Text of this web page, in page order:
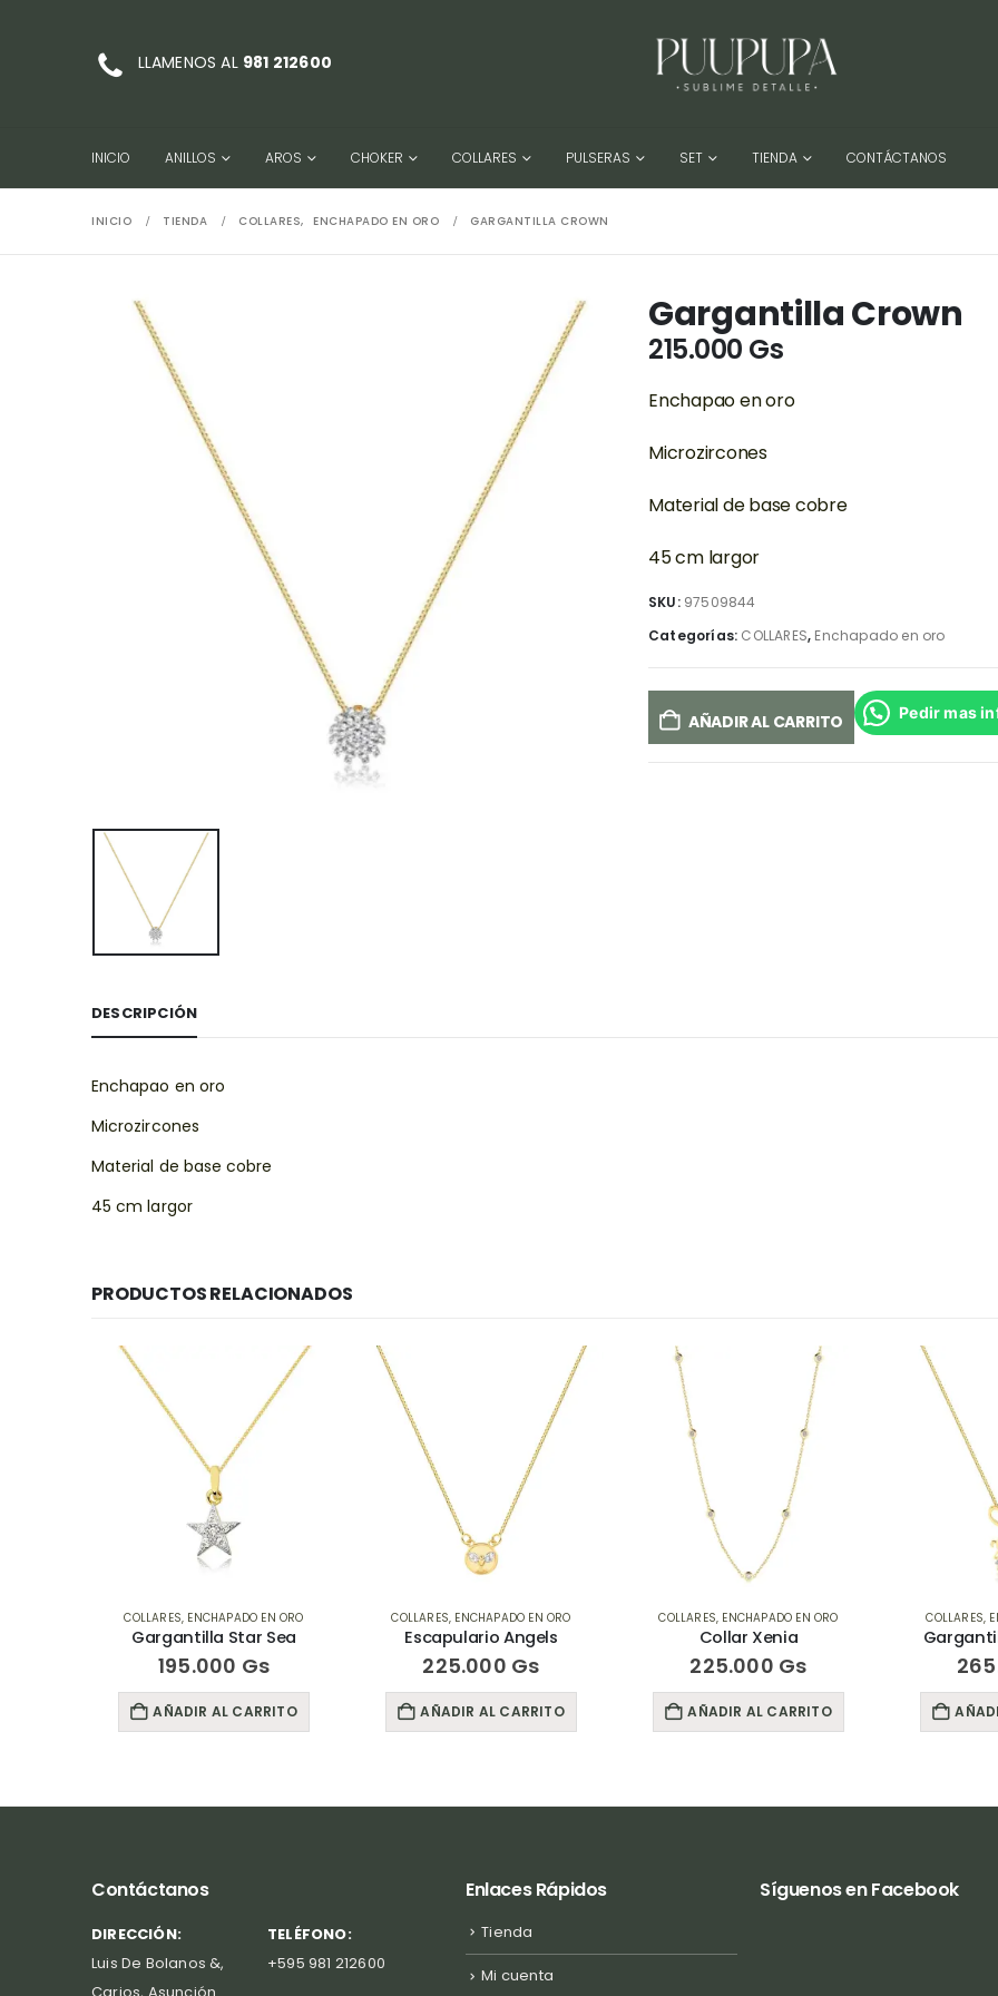
LLAMENOS AL 981 212600
INICIO ANILLOS AROS CHOKER COLLARES PULSERAS SET TIENDA CONTÁCTANOS
INICIO TIENDA COLLARES, ENCHAPADO EN ORO GARGANTILLA CROWN
Gargantilla Crown
215.000 Gs
Enchapao en oro
Microzircones
Material de base cobre
45 cm largor
SKU: 97509844
Categorías: COLLARES, Enchapado en oro
AÑADIR AL CARRITO Pedir mas
DESCRIPCIÓN
Enchapao en oro
Microzircones
Material de base cobre
45 cm largor
PRODUCTOS RELACIONADOS
COLLARES, ENCHAPADO EN ORO
Gargantilla Star Sea
195.000 Gs
AÑADIR AL CARRITO
COLLARES, ENCHAPADO EN ORO
Escapulario Angels
225.000 Gs
AÑADIR AL CARRITO
COLLARES, ENCHAPADO EN ORO
Collar Xenia
225.000 Gs
AÑADIR AL CARRITO
COLLARES,
Contáctanos
DIRECCIÓN:
Luis De Bolanos &,
TELÉFONO:
+595 981 212600
Enlaces Rápidos
Tienda
Mi cuenta
Síguenos en Facebook